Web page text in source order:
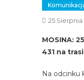
25 Sierpnia
MOSINA:
431 na
Na odcinku